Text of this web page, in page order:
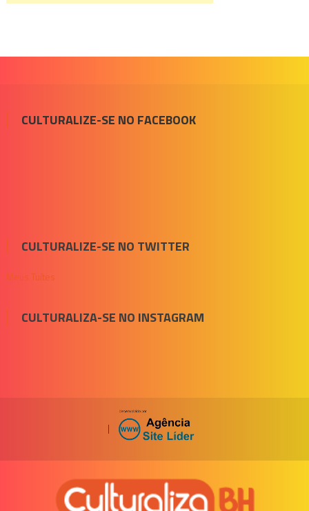
CULTURALIZE-SE NO FACEBOOK
CULTURALIZE-SE NO TWITTER
Meus Tuítes
CULTURALIZA-SE NO INSTAGRAM
|